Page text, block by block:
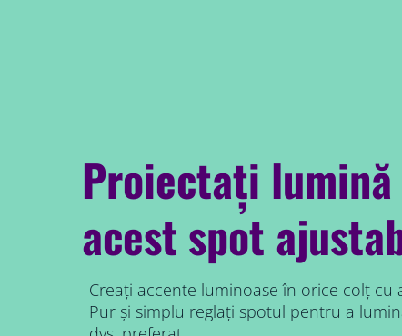
Proiectați
acest spot
Creați accente luminoase în orice colț cu
Pur și simplu reglați spotul pentru a